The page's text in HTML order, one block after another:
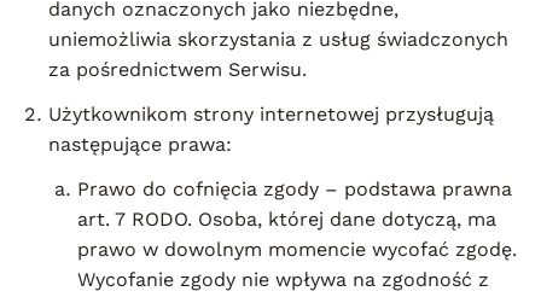
danych oznaczonych jako niezbędne,
uniemożliwia skorzystania z usług świadczonych
za pośrednictwem Serwisu.
Użytkownikom strony internetowej przysługują
następujące prawa:
Prawo do cofnięcia zgody – podstawa prawna
art. 7 RODO. Osoba, której dane dotyczą, ma
prawo w dowolnym momencie wycofać zgodę.
Wycofanie zgody nie wpływa na zgodność z